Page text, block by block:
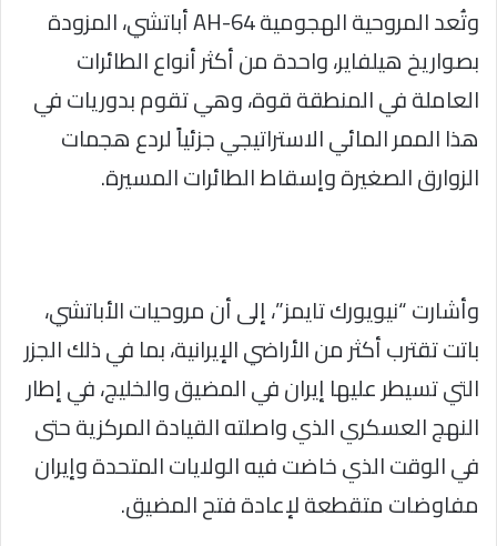
وتُعد المروحية الهجومية AH-64 أباتشي، المزودة
بصواريخ هيلفاير، واحدة من أكثر أنواع الطائرات
العاملة في المنطقة قوة، وهي تقوم بدوريات في
هذا الممر المائي الاستراتيجي جزئياً لردع هجمات
الزوارق الصغيرة وإسقاط الطائرات المسيرة.
وأشارت “نيويورك تايمز”، إلى أن مروحيات الأباتشي،
باتت تقترب أكثر من الأراضي الإيرانية، بما في ذلك الجزر
التي تسيطر عليها إيران في المضيق والخليج، في إطار
النهج العسكري الذي واصلته القيادة المركزية حتى
في الوقت الذي خاضت فيه الولايات المتحدة وإيران
مفاوضات متقطعة لإعادة فتح المضيق.